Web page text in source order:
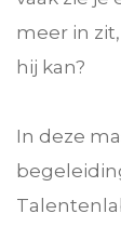
meer in
hij kan?
In deze